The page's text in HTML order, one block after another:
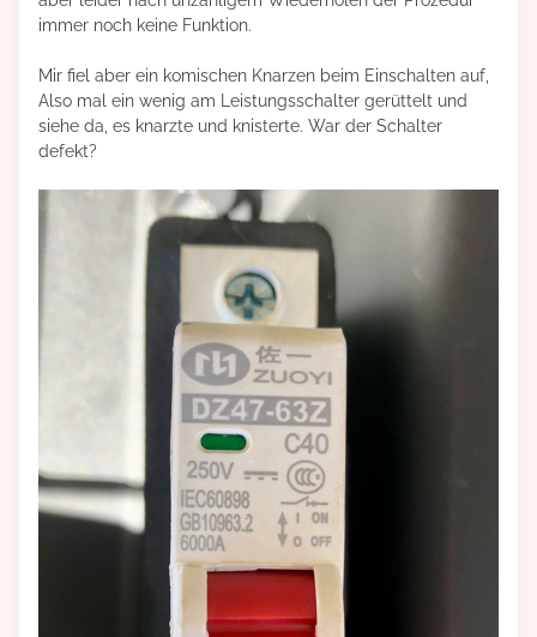
immer noch keine Funktion.
Mir fiel aber ein komischen Knarzen beim Einschalten auf,
Also mal ein wenig am Leistungsschalter gerüttelt und
siehe da, es knarzte und knisterte. War der Schalter
defekt?